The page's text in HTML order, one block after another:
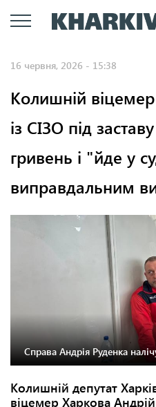
16 червня, 2026 - 15:38
Колишній
із СІЗО під
гривень і "йде у
виправдальним
Справа Андрія Руденка
Колишній депутат
віцемер Харкова